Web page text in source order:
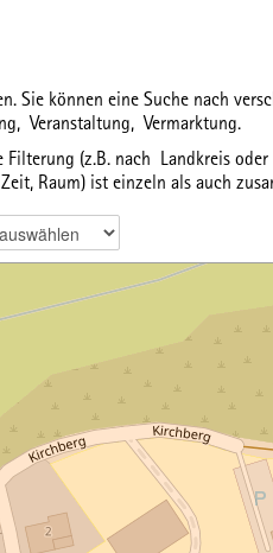
Sie können eine Suche nach
Veranstaltung,Vermarktung.
Filterung (z.B. nach Landkreis
Raum) ist einzeln als auch